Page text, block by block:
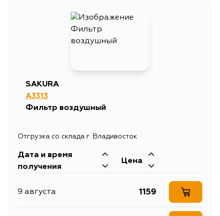
SAKURA
A3313
Фильтр воздушный
Отгрузка со склада г. Владивосток
Дата и время
получения
Цена
9 августа 1159